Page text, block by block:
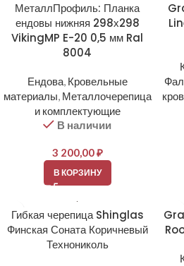
МеталлПрофиль: Планка
ендовы нижняя 298х298
VikingMP E-20 0,5 мм Ral
8004
Ендова, Кровельные
материалы, Металлочерепица
и комплектующие
В наличии
3 200,00₽
В КОРЗИНУ
Гибкая черепица Shinglas
Финская Соната Коричневый
Технониколь